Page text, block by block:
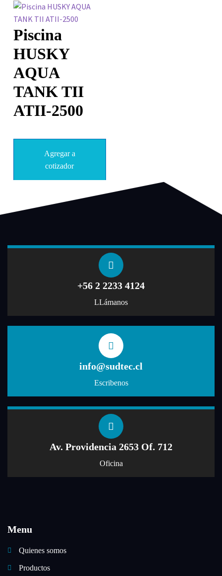
Piscina
HUSKY
AQUA
TANK TII
ATII-2500
Agregar a
cotizador
+56 2 2233 4124
LLámanos
info@sudtec.cl
Escribenos
Av. Providencia 2653 Of. 712
Oficina
Menu
Quienes somos
Productos